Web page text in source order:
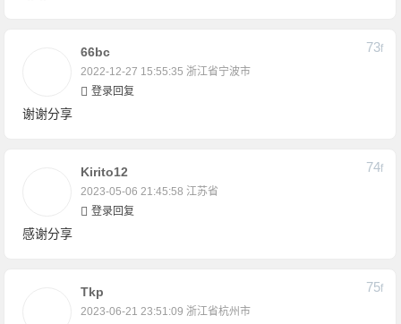
66bc
2022-12-27 15:55:35 浙江省宁波市
73F
登录回复
谢谢分享
Kirito12
2023-05-06 21:45:58 江苏省
74F
登录回复
感谢分享
Tkp
2023-06-21 23:51:09 浙江省杭州市
75F